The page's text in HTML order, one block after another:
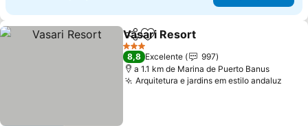
PartilharAdicionar aos favoritos
Vasari Resort
3 Estrelas
8,8 Excelente
997
a 1.1 km de Marina de Puerto Banus
Arquitetura e jardins em estilo andaluz